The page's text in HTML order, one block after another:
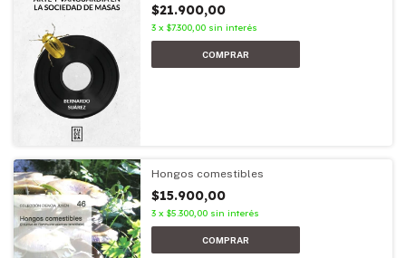
$21.900,00
3 x $7.300,00 sin interés
Hongos comestibles
$15.900,00
3 x $5.300,00 sin interés